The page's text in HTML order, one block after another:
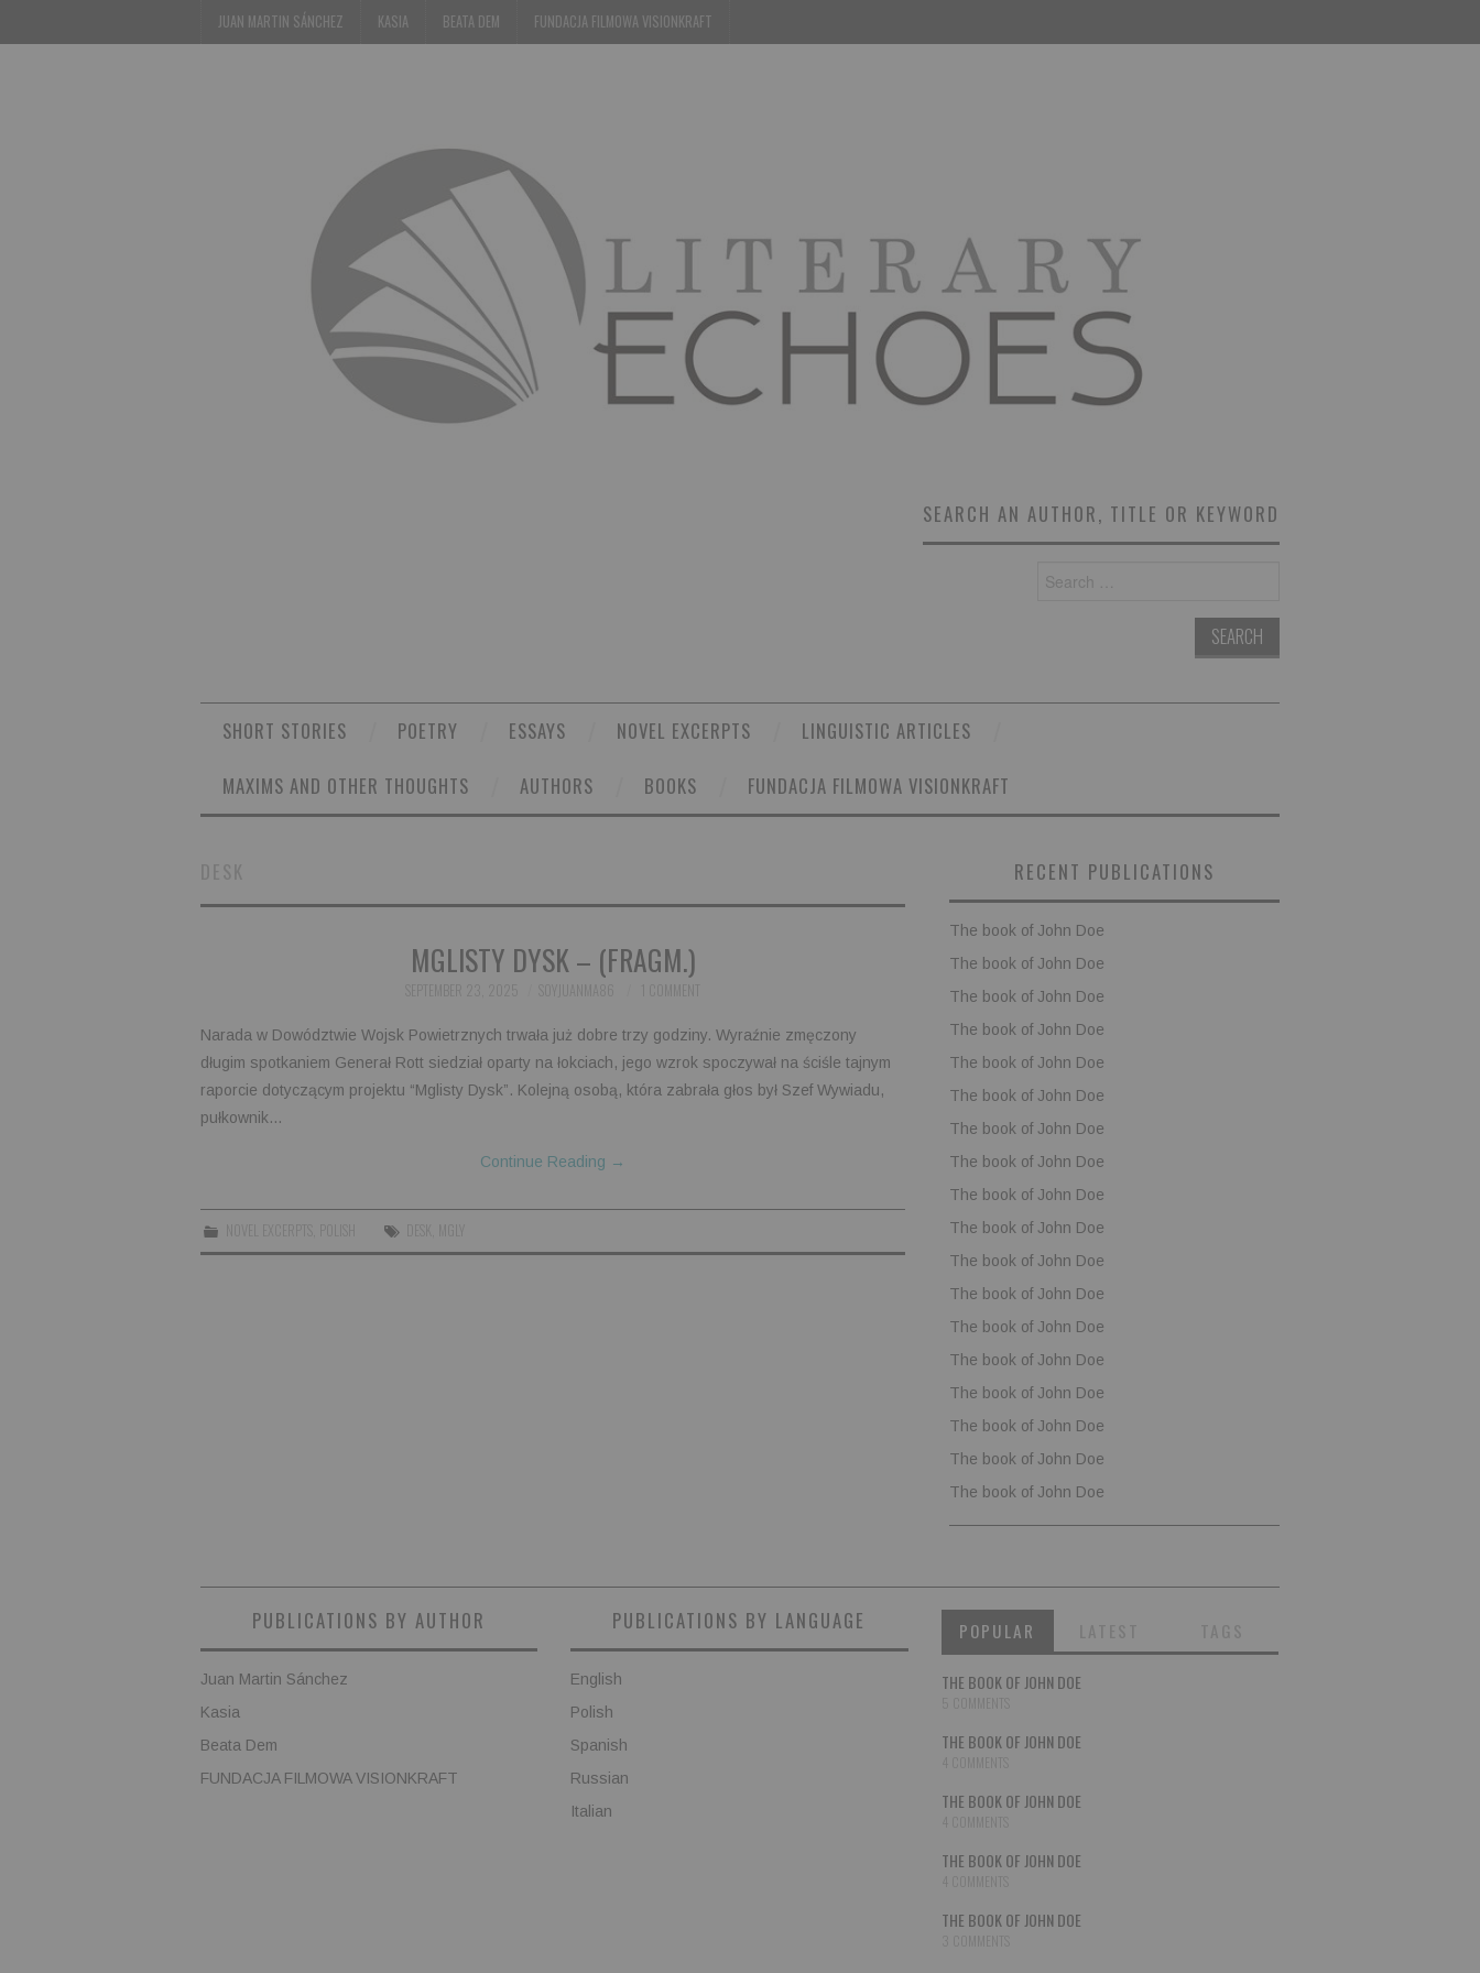
JUAN MARTIN SÁNCHEZ KASIA BEATA DEM FUNDACJA FILMOWA VISIONKRAFT
SEARCH AN AUTHOR, TITLE OR KEYWORD
for:
SHORT STORIES POETRY ESSAYS NOVEL EXCERPTS
LINGUISTIC ARTICLES
MAXIMS AND OTHER THOUGHTS
AUTHORS BOOKS FUNDACJA FILMOWA VISIONKRAFT
MGLISTY DYSK – (FRAGM.)
Narada w Dowództwie Wojsk Powietrznych trwała już dobre trzy godziny. Wyraźnie zmęczony
długim spotkaniem Generał Rott siedział oparty na łokciach, jego wzrok spoczywał na ściśle tajnym
raporcie dotyczącym projektu “Mglisty Dysk”. Kolejną osobą, która zabrała głos był Szef Wywiadu,
pułkownik…
Continue Reading →
RECENT PUBLICATIONS
The book of John Doe
The book of John Doe
The book of John Doe
The book of John Doe
The book of John Doe
The book of John Doe
The book of John Doe
The book of John Doe
The book of John Doe
The book of John Doe
The book of John Doe
The book of John Doe
The book of John Doe
The book of John Doe
The book of John Doe
The book of John Doe
The book of John Doe
The book of John Doe
PUBLICATIONS BY AUTHOR
Juan Martin Sánchez
Kasia
Beata Dem
FUNDACJA FILMOWA VISIONKRAFT
PUBLICATIONS BY LANGUAGE
English
Polish
Spanish
Russian
Italian
POPULAR
THE BOOK OF JOHN DOE
THE BOOK OF JOHN DOE
THE BOOK OF JOHN DOE
THE BOOK OF JOHN DOE
THE BOOK OF JOHN DOE